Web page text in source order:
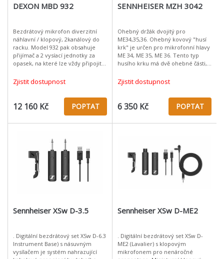
DEXON MBD 932
Bezdrátový mikrofon diverzitní
náhlavní / klopový, 2kanálový do
racku. Model 932 pak obsahuje
přijímač a 2 vysíací jednotky za
opasek, na které lze vždy připojit
Systém využívá rádiového
Zjistit dostupnost
12 160 Kč POPTAT
SENNHEISER MZH 3042
Ohebný držák dvojitý pro
ME34,35,36. Ohebný kovový "husí
krk" je určen pro mikrofonní hlavy
ME 34, ME 35, ME 36. Tento typ
husího krku má dvě ohebné části,
opatřen symetrickým konektorem
Zjistit dostupnost
6 350 Kč POPTAT
Sennheiser XSw D-3.5
. Digitální bezdrátový set XSw D-6.3
Instrument Base) s násuvným
vysílačem je systém nahrazující
Sennheiser XSw D-ME2
. Digitální bezdrátový set XSw D-
ME2 (Lavalier) s klopovým
mikrofonem pro nenáročné